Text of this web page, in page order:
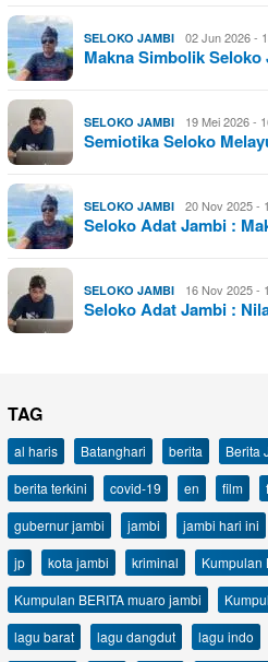
SELOKO JAMBI 02 Jun 2026 -
Makna Simbolik
SELOKO JAMBI 19 Mei 2026 -
Semiotika Seloko
SELOKO JAMBI 20 Nov 2025 -
Seloko Adat Jambi :
SELOKO JAMBI 16 Nov 2025 -
Seloko Adat Jambi :
TAG
al haris Batanghari berita Berita
berita terkini
covid-19 en film
gubernur jambi
jambi jambi hari ini
jp
kota jambi kriminal
Kumpulan
Kumpulan BERITA muaro jambi
lagu barat
lagu dangdut lagu indo